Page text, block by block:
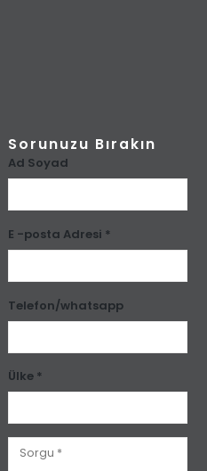
Sorunuzu Bırakın
Ad Soyad
E -posta Adresi *
Telefon/whatsapp
Ülke *